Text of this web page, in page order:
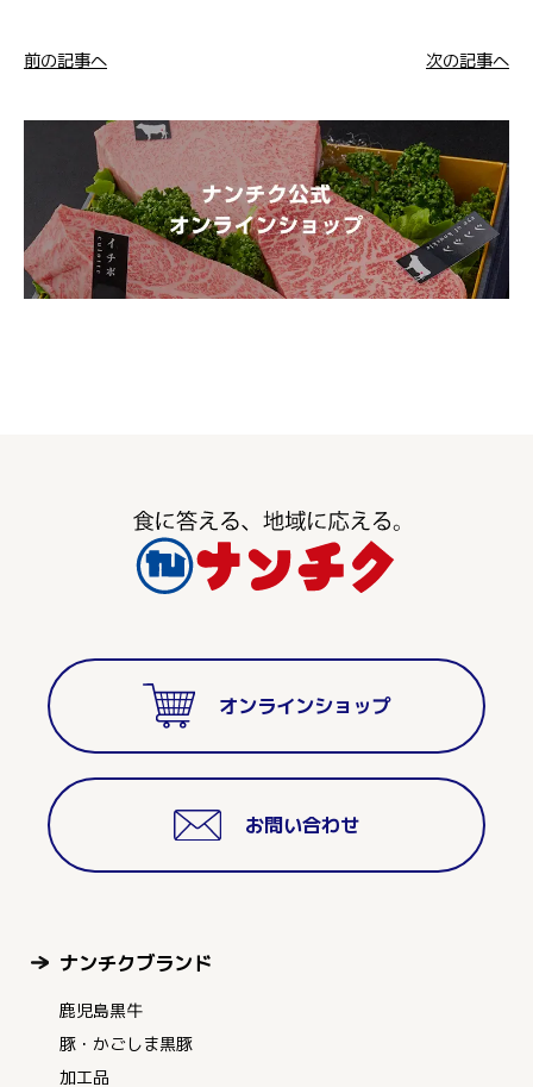
前の記事へ 次の記事へ
オンラインショップ
お問い合わせ
ナンチクブランド
鹿児島黒牛
豚・かごしま黒豚
加工品